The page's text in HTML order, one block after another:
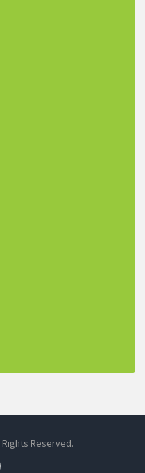
Rights Reserved.